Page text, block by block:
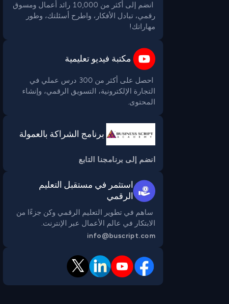
انضم إلى أكثر من 10,000 رائد أعمال ومسوق
رقمي، تبادل الأفكار، واطرح أسئلتك، وطور
مهاراتك!
مكتبة فيديو تعليمية
احصل على أكثر من 300 درس عملي في
التجارة الإلكترونية، التسويق الرقمي، وإنشاء
المحتوى.
برنامج الشراكة بالعمولة
انضم إلى برنامجنا التابع
استثمر في مستقبل التعليم
الرقمي
ساهم في تطوير التعليم الرقمي وكن جزءًا من
الابتكار في عالم الأعمال عبر الإنترنت.
info@buscript.com